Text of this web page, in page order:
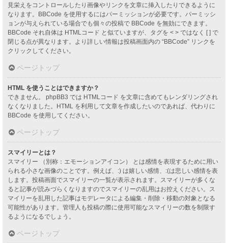
見栄えをコントロールしたり画像やリンクを文章に挿入したりできるように
なります。BBCode を使用するにはパーミッションが必要です。パーミッシ
ョンが与えられている場合でも個々の投稿で BBCode を無効にできます。
BBCode それ自体は HTMLコード と似ていますが、タグを < > ではなく [ ] で
閉じる点が異なります。より詳しい情報は投稿画面内の “BBCode” リンクを
クリックしてください。
ページトップ
HTML を使うことはできますか？
できません。 phpBB3 では HTMLコード を文章に含めてもレンダリングされ
なくなりました。HTML を利用して文章を作成したいのであれば、代わりに
BBCode を使用してください。
ページトップ
スマイリーとは？
スマイリー （別称：エモーションアイコン） とは感情を表現するために用い
られる小さな画像のことです。例えば、:) は嬉しい感情、:(は悲しい感情を表
します。投稿画面でスマイリーの一覧が表示されます。スマイリーが多くな
ると記事が読みづらくなりますのでスマイリーの乱用はお控えください。ス
マイリーを乱用した記事はモデレータによる編集・削除・移動の対象となる
可能性があります。管理人も投稿の際に使用可能なスマイリーの数を制限す
るようになるでしょう。
ページトップ